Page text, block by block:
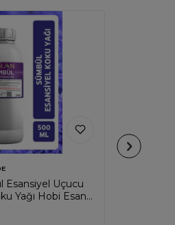
Esansiyel Uçucu
Yağı Hobi Esans